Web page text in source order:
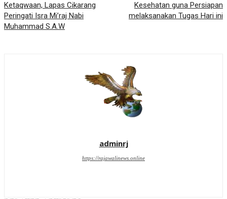
Ketaqwaan, Lapas Cikarang
Peringati Isra Mi’raj Nabi
Muhammad S.A.W
Kesehatan guna Persiapan
melaksanakan Tugas Hari ini
adminrj
https://rajawalinews.online